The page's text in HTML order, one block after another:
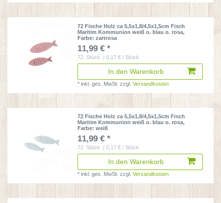
72 Fische Holz ca 5,5x1,8/4,5x1,5cm Fisch
Maritim Kommunion weiß o. blau o. rosa,
Farbe: zartrosa
11,99 € *
72 Stück | 0,17 € / Stück
In den Warenkorb
*inkl. ges. MwSt. zzgl.Versandkosten
72 Fische Holz ca 5,5x1,8/4,5x1,5cm Fisch
Maritim Kommunion weiß o. blau o. rosa,
Farbe: weiß
11,99 € *
72 Stück | 0,17 € / Stück
In den Warenkorb
*inkl. ges. MwSt. zzgl.Versandkosten